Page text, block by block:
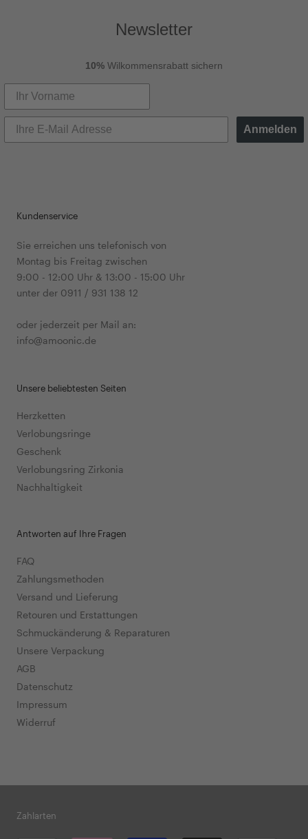
Newsletter
10% Wilkommensrabatt sichern
Anmelden
Kundenservice
Sie erreichen uns telefonisch von
Montag bis Freitag zwischen
9:00 - 12:00 Uhr & 13:00 - 15:00 Uhr
unter der 0911 / 931 138 12
oder jederzeit per Mail an:
info@amoonic.de
Unsere beliebtesten Seiten
Herzketten
Verlobungsringe
Geschenk
Verlobungsring Zirkonia
Nachhaltigkeit
Antworten auf Ihre Fragen
FAQ
Zahlungsmethoden
Versand und Lieferung
Retouren und Erstattungen
Schmuckänderung & Reparaturen
Unsere Verpackung
AGB
Datenschutz
Impressum
Widerruf
Zahlarten